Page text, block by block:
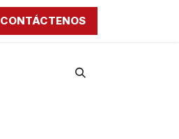
CONTÁCTENOS